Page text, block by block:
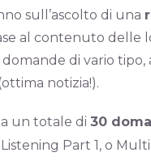
sull’ascolto di una
al contenuto delle
di vario tipo,
notizia!).
un totale di 30
Part 1, o